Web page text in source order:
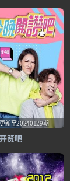
更新至20240129期
赞吧